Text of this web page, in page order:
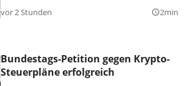
vor 2 Stunden query_builder2min
Bundestags-Petition gegen Krypto-
Steuerpläne erfolgreich